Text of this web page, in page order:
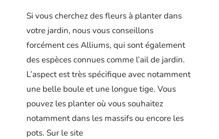
Si vous cherchez des fleurs à planter dans
votre jardin, nous vous conseillons
forcément ces Alliums, qui sont également
des espèces connues comme l’ail de jardin.
L’aspect est très spécifique avec notamment
une belle boule et une longue tige. Vous
pouvez les planter où vous souhaitez
notamment dans les massifs ou encore les
pots. Sur le site